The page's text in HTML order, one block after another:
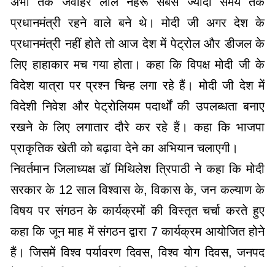
प्रधानमंत्री रहने वाले बने थे। मोदी जी अगर देश के
प्रधानमंत्री नहीं होते तो आज देश में पेट्रोल और डीजल के
लिए हाहाकार मच गया होता। कहा कि विपक्ष मोदी जी के
विदेश यात्रा पर प्रश्न चिन्ह लगा रहे हैं। मोदी जी देश में
विदेशी निवेश और पेट्रोलियम पदार्थों की उपलब्धता बनाए
रखने के लिए लगातार दौरे कर रहे हैं। कहा कि भाजपा
प्राकृतिक खेती को बढ़ावा देने का अभियान चलाएगी।
निवर्तमान जिलाध्यक्ष डॉ मिथिलेश त्रिपाठी ने कहा कि मोदी
सरकार के 12 साल विश्वास के, विकास के, जन कल्याण के
विषय पर संगठन के कार्यक्रमों की विस्तृत चर्चा करते हुए
कहा कि जून माह में संगठन द्वारा 7 कार्यक्रम आयोजित होने
हैं। जिसमें विश्व पर्यावरण दिवस, विश्व योग दिवस, जनपद